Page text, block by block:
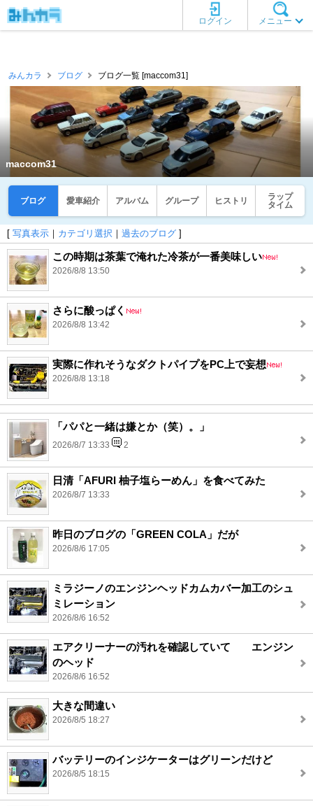
メニュー
ログイン
みんカラ ブログ ブログ一覧 [maccom31]
maccom31
ブログ 愛車紹介 アルバム グループ ヒストリ
ラップ
タイム
[ 写真表示 ｜ カテゴリ選択 ｜ 過去のブログ ]
この時期は茶葉で淹れた冷茶が一番美味しい
2026/8/8 13:50
さらに酸っぱく
2026/8/8 13:42
実際に作れそうなダクトパイプをPC上で妄想
2026/8/8 13:18
「パパと一緒は嫌とか（笑）。」
2026/8/7 13:33 2
日清「AFURI 柚子塩らーめん」を食べてみた
2026/8/7 13:33
昨日のブログの「GREEN COLA」だが
2026/8/6 17:05
ミラジーノのエンジンヘッドカムカバー加工のシュ
ミレーション
2026/8/6 16:52
エアクリーナーの汚れを確認していて エンジン
のヘッド
2026/8/6 16:52
大きな間違い
2026/8/5 18:27
バッテリーのインジケーターはグリーンだけど
2026/8/5 18:15